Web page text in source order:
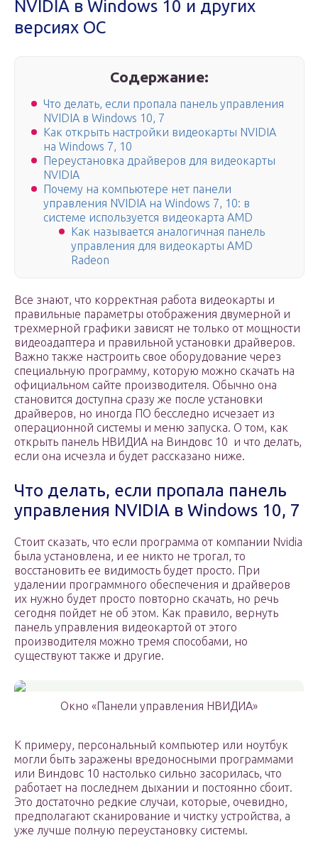
NVIDIA в Windows 10 и других
версиях ОС
Содержание:
Что делать, если пропала панель управления
NVIDIA в Windows 10, 7
Как открыть настройки видеокарты NVIDIA
на Windows 7, 10
Переустановка драйверов для видеокарты
NVIDIA
Почему на компьютере нет панели
управления NVIDIA на Windows 7, 10: в
системе используется видеокарта AMD
Как называется аналогичная панель
управления для видеокарты AMD
Radeon
Все знают, что корректная работа видеокарты и
правильные параметры отображения двумерной и
трехмерной графики зависят не только от мощности
видеоадаптера и правильной установки драйверов.
Важно также настроить свое оборудование через
специальную программу, которую можно скачать на
официальном сайте производителя. Обычно она
становится доступна сразу же после установки
драйверов, но иногда ПО бесследно исчезает из
операционной системы и меню запуска. О том, как
открыть панель НВИДИА на Виндовс 10 и что делать,
если она исчезла и будет рассказано ниже.
Что делать, если пропала панель
управления NVIDIA в Windows 10, 7
Стоит сказать, что если программа от компании Nvidia
была установлена, и ее никто не трогал, то
восстановить ее видимость будет просто. При
удалении программного обеспечения и драйверов
их нужно будет просто повторно скачать, но речь
сегодня пойдет не об этом. Как правило, вернуть
панель управления видеокартой от этого
производителя можно тремя способами, но
существуют также и другие.
Окно «Панели управления НВИДИА»
К примеру, персональный компьютер или ноутбук
могли быть заражены вредоносными программами
или Виндовс 10 настолько сильно засорилась, что
работает на последнем дыхании и постоянно сбоит.
Это достаточно редкие случаи, которые, очевидно,
предполагают сканирование и чистку устройства, а
уже лучше полную переустановку системы.